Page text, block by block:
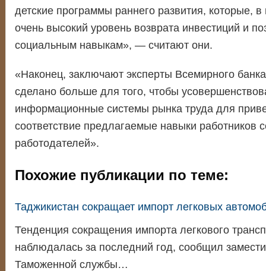
детские программы раннего развития, которые,
очень высокий уровень возврата инвестиций и
социальным навыкам», — считают они.
«Наконец, заключают эксперты Всемирного
сделано больше для того, чтобы
информационные системы рынка труда для
соответствие предлагаемые навыки работников
работодателей».
Похожие публикации по теме:
Таджикистан сокращает импорт легковых
Тенденция сокращения импорта легкового
наблюдалась за последний год, сообщил
Таможенной службы…